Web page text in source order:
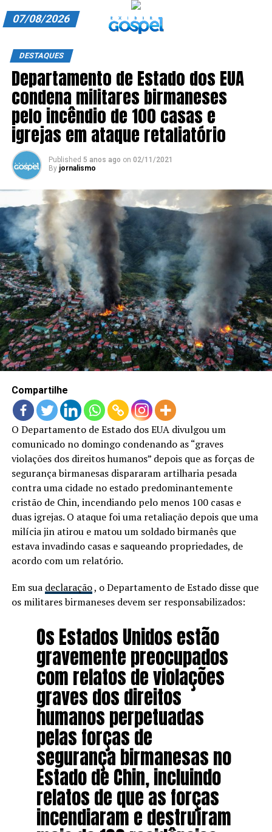
ANUNCIE CONOSCO
ASSINE
CARRINHO
EDITORIAL
ENTREVISTAS
EXPEDIENTE
FINALIZAR COMPRA
HOME
LANÇAMENTOS
07/08/2026
DESTAQUES
Departamento de Estado dos EUA
condena militares birmaneses
pelo incêndio de 100 casas e
igrejas em ataque retaliatório
Published 5 anos ago on 02/11/2021
By jornalismo
Compartilhe
O Departamento de Estado dos EUA divulgou um
comunicado no domingo condenando as “graves
violações dos direitos humanos” depois que as forças de
segurança birmanesas dispararam artilharia pesada
contra uma cidade no estado predominantemente
cristão de Chin, incendiando pelo menos 100 casas e
duas igrejas. O ataque foi uma retaliação depois que uma
milícia jin atirou e matou um soldado birmanês que
estava invadindo casas e saqueando propriedades, de
acordo com um relatório.
Em sua declaração, o Departamento de Estado disse que
os militares birmaneses devem ser responsabilizados:
Os Estados Unidos estão
gravemente preocupados
com relatos de violações
graves dos direitos
humanos perpetuadas
pelas forças de
segurança birmanesas no
Estado de Chin, incluindo
relatos de que as forças
incendiaram e destruíram